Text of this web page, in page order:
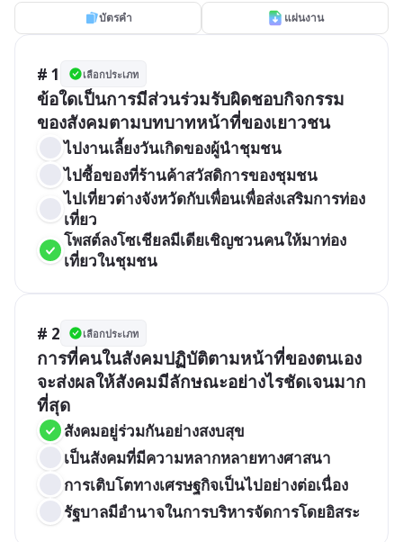
บัตรคำ แผ่นงาน
# 1 เลือกประเภท
ข้อใดเป็นการมีส่วนร่วมรับผิดชอบกิจกรรม
ของสังคมตามบทบาทหน้าที่ของเยาวชน
ไปงานเลี้ยงวันเกิดของผู้นำชุมชน
ไปซื้อของที่ร้านค้าสวัสดิการของชุมชน
ไปเที่ยวต่างจังหวัดกับเพื่อนเพื่อส่งเสริมการท่อง
เที่ยว
โพสต์ลงโซเชียลมีเดียเชิญชวนคนให้มาท่อง
เที่ยวในชุมชน
# 2 เลือกประเภท
การที่คนในสังคมปฏิบัติตามหน้าที่ของตนเอง
จะส่งผลให้สังคมมีลักษณะอย่างไรชัดเจนมาก
ที่สุด
สังคมอยู่ร่วมกันอย่างสงบสุข
เป็นสังคมที่มีความหลากหลายทางศาสนา
การเติบโตทางเศรษฐกิจเป็นไปอย่างต่อเนื่อง
รัฐบาลมีอำนาจในการบริหารจัดการโดยอิสระ